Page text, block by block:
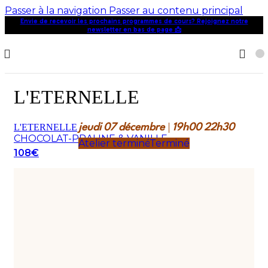
Passer à la navigation Passer au contenu principal
Envie de recevoir les prochains programmes de cours? Rejoignez notre
newsletter en bas de page 📩
L'ETERNELLE
L'ETERNELLE jeudi 07 décembre 19h00 22h30
Atelier terminéTerminé
CHOCOLAT-PRALINE & VANILLE
108€